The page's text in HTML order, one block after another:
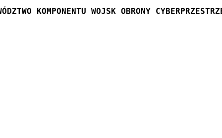
KOMPONENTU WOJSK OBRONY